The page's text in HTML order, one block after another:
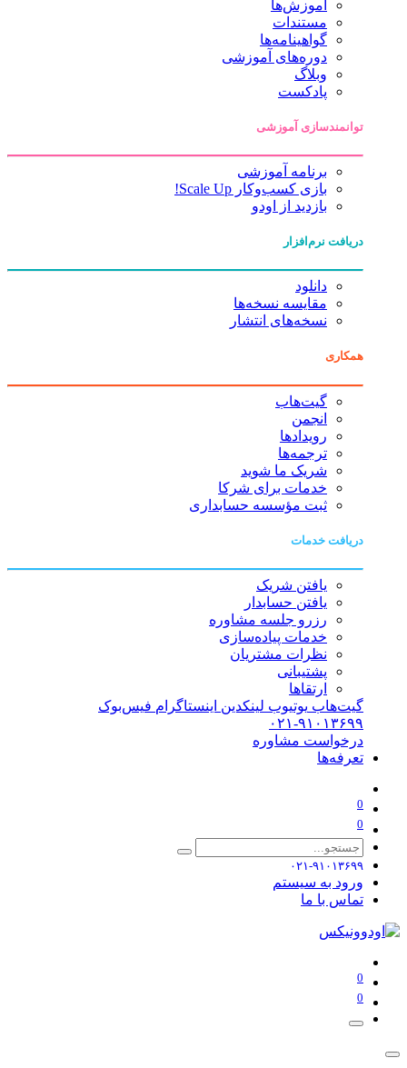
آموزش‌ها
مستندات
گواهینامه‌ها
دوره‌های آموزشی
وبلاگ
پادکست
توانمندسازی آموزشی
برنامه آموزشی
بازی کسب‌وکار Scale Up!
بازدید از اودو
دریافت نرم‌افزار
دانلود
مقایسه نسخه‌ها
نسخه‌های انتشار
همکاری
گیت‌هاب
انجمن
رویدادها
ترجمه‌ها
شریک ما شوید
خدمات برای شرکا
ثبت مؤسسه حسابداری
دریافت خدمات
یافتن شریک
یافتن حسابدار
رزرو جلسه مشاوره
خدمات پیاده‌سازی
نظرات مشتریان
پشتیبانی
ارتقاها
گیت‌هاب یوتیوب لینکدین اینستاگرام فیس‌بوک
۰۲۱-۹۱۰۱۳۶۹۹
درخواست مشاوره
تعرفه‌ها
0
0
۰۲۱-۹۱۰۱۳۶۹۹
ورود به سیستم
تماس با ما
0
0